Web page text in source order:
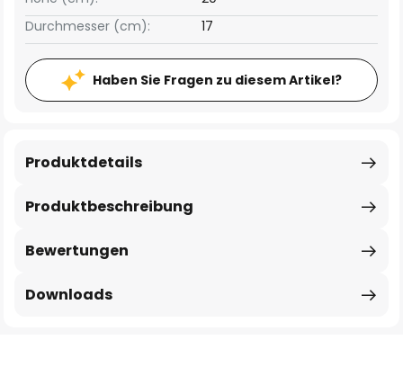
Durchmesser (cm):
17
Haben Sie Fragen zu diesem Artikel?
Produktbeschreibung
Produktdetails
Bewertungen
Downloads